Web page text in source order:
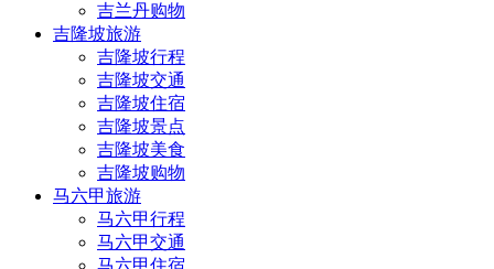
吉兰丹购物
吉隆坡旅游
吉隆坡行程
吉隆坡交通
吉隆坡住宿
吉隆坡景点
吉隆坡美食
吉隆坡购物
马六甲旅游
马六甲行程
马六甲交通
马六甲住宿